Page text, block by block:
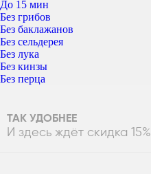
До 15 мин
Без грибов
Без баклажанов
Без сельдерея
Без лука
Без кинзы
Без перца
ТАК УДОБНЕЕ
И здесь ждёт скидка 15%